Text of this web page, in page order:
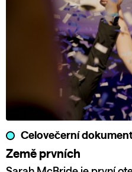
Celovečerní
Země prvních